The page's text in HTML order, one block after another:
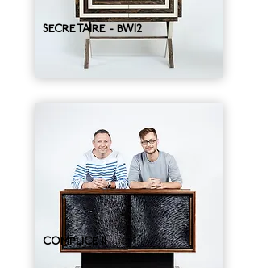
SECRETAIRE - BW12
COMPLICE II